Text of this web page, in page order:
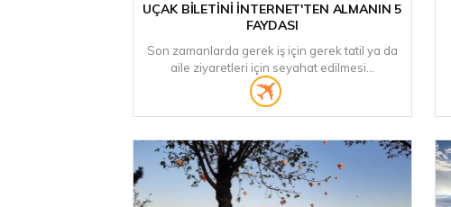
UÇAK BILETINI İNTERNET'TEN ALMANIN 5
FAYDASI
Son zamanlarda gerek iş için gerek tatil ya da
aile ziyaretleri için seyahat edilmesi...